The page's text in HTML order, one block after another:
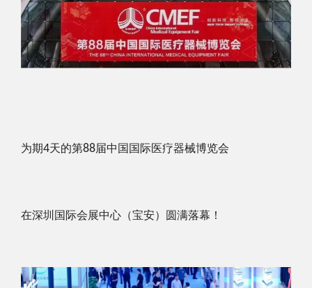
为期4天的第88届中国国际医疗器械博览会
在深圳国际会展中心（宝安）圆满落幕！